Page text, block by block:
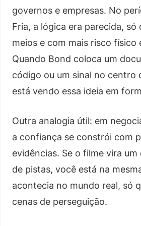
governos e empresas. No
Fria, a lógica era parecida,
meios e com mais risco físico
Quando Bond coloca um
código ou um sinal no centro
está vendo essa ideia em
Outra analogia útil: em
a confiança se constrói com
evidências. Se o filme vira um
de pistas, você está na
acontecia no mundo real, só
cenas de perseguição.